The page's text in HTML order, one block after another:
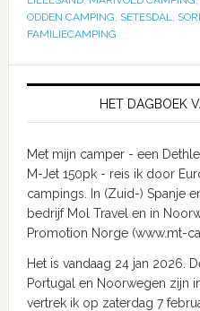
ODDEN CAMPING, SETESDAL,
FAMILIECAMPING
HET DAGBOEK
Met mijn camper - een
M-Jet 150pk - reis ik door
campings. In (Zuid-) Spanje
bedrijf Mol Travel en in
Promotion Norge (www.mt-
Het is vandaag 24 jan 2026.
Portugal en Noorwegen zijn
vertrek ik op zaterdag 7